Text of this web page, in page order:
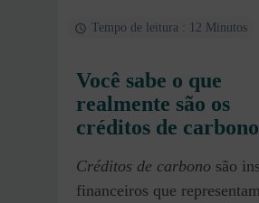
Tempo de leitura : 12 Minutos
Você sabe o que
realmente são os
créditos de
Créditos de carbono são
financeiros que